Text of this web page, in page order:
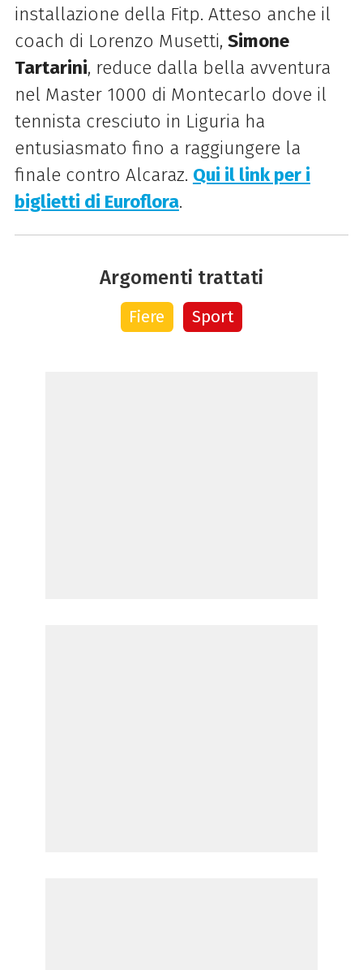
installazione della Fitp. Atteso anche il
coach di Lorenzo Musetti, Simone
Tartarini, reduce dalla bella avventura
nel Master 1000 di Montecarlo dove il
tennista cresciuto in Liguria ha
entusiasmato fino a raggiungere la
finale contro Alcaraz. Qui il link per i
biglietti di Euroflora.
Argomenti trattati
Fiere Sport